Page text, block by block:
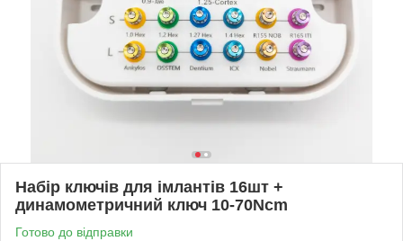
Набір ключів для імлантів 16шт +
динамометричний ключ 10-70Ncm
Готово до відправки